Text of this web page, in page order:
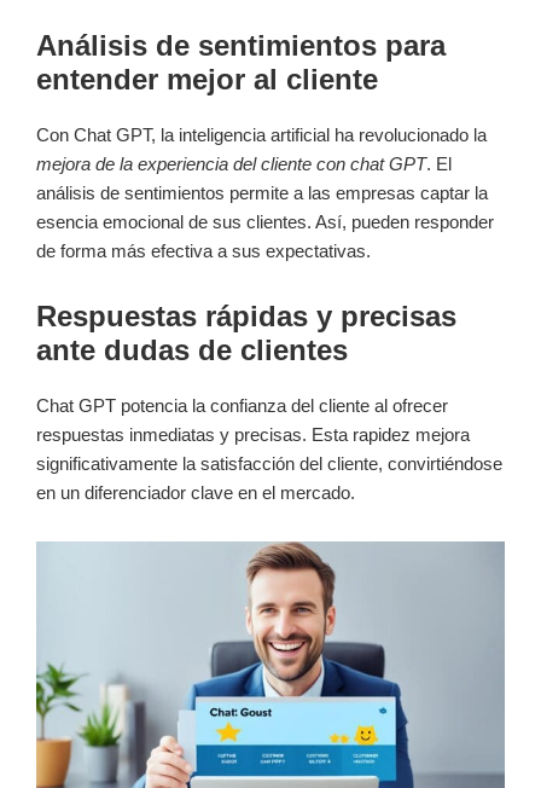
Análisis de sentimientos para
entender mejor al cliente
Con Chat GPT, la inteligencia artificial ha revolucionado la
mejora de la experiencia del cliente con chat GPT. El
análisis de sentimientos permite a las empresas captar la
esencia emocional de sus clientes. Así, pueden responder
de forma más efectiva a sus expectativas.
Respuestas rápidas y precisas
ante dudas de clientes
Chat GPT potencia la confianza del cliente al ofrecer
respuestas inmediatas y precisas. Esta rapidez mejora
significativamente la satisfacción del cliente, convirtiéndose
en un diferenciador clave en el mercado.